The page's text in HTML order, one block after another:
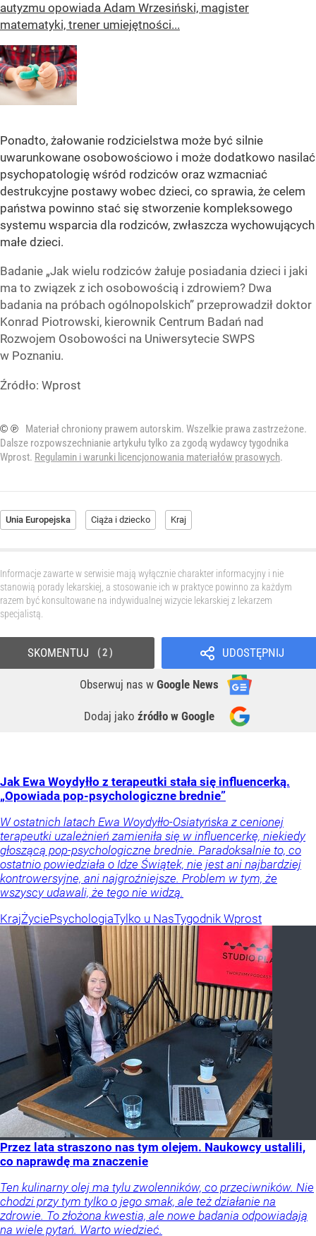
autyzmu opowiada Adam Wrzesiński, magister
matematyki, trener umiejętności...
Ponadto, żałowanie rodzicielstwa może być silnie
uwarunkowane osobowościowo i może dodatkowo nasilać
psychopatologię wśród rodziców oraz wzmacniać
destrukcyjne postawy wobec dzieci, co sprawia, że celem
państwa powinno stać się stworzenie kompleksowego
systemu wsparcia dla rodziców, zwłaszcza wychowujących
małe dzieci.
Badanie „Jak wielu rodziców żałuje posiadania dzieci i jaki
ma to związek z ich osobowością i zdrowiem? Dwa
badania na próbach ogólnopolskich” przeprowadził doktor
Konrad Piotrowski, kierownik Centrum Badań nad
Rozwojem Osobowości na Uniwersytecie SWPS
w Poznaniu.
Źródło: Wprost
© ℗
Materiał chroniony prawem autorskim. Wszelkie prawa zastrzeżone.
Dalsze rozpowszechnianie artykułu tylko za zgodą wydawcy tygodnika
Wprost. Regulamin i warunki licencjonowania materiałów prasowych.
Unia Europejska Ciąża i dziecko Kraj
Informacje zawarte w serwisie mają wyłącznie charakter informacyjny i nie
stanowią porady lekarskiej, a stosowanie ich w praktyce powinno za każdym
razem być konsultowane na indywidualnej wizycie lekarskiej z lekarzem
specjalistą.
UDOSTĘPNIJ
Obserwuj nas w Google News
Dodaj jako źródło w Google
SKOMENTUJ 2
Jak Ewa Woydyłło z terapeutki stała się influencerką.
„Opowiada pop-psychologiczne brednie”
W ostatnich latach Ewa Woydyłło-Osiatyńska z cenionej
terapeutki uzależnień zamieniła się w influencerkę, niekiedy
głoszącą pop-psychologiczne brednie. Paradoksalnie to, co
ostatnio powiedziała o Idze Świątek, nie jest ani najbardziej
kontrowersyjne, ani najgroźniejsze. Problem w tym, że
wszyscy udawali, że tego nie widzą.
KrajŻyciePsychologiaTylko u NasTygodnik Wprost
Przez lata straszono nas tym olejem. Naukowcy ustalili,
co naprawdę ma znaczenie
Ten kulinarny olej ma tylu zwolenników, co przeciwników. Nie
chodzi przy tym tylko o jego smak, ale też działanie na
zdrowie. To złożona kwestia, ale nowe badania odpowiadają
na wiele pytań. Warto wiedzieć.